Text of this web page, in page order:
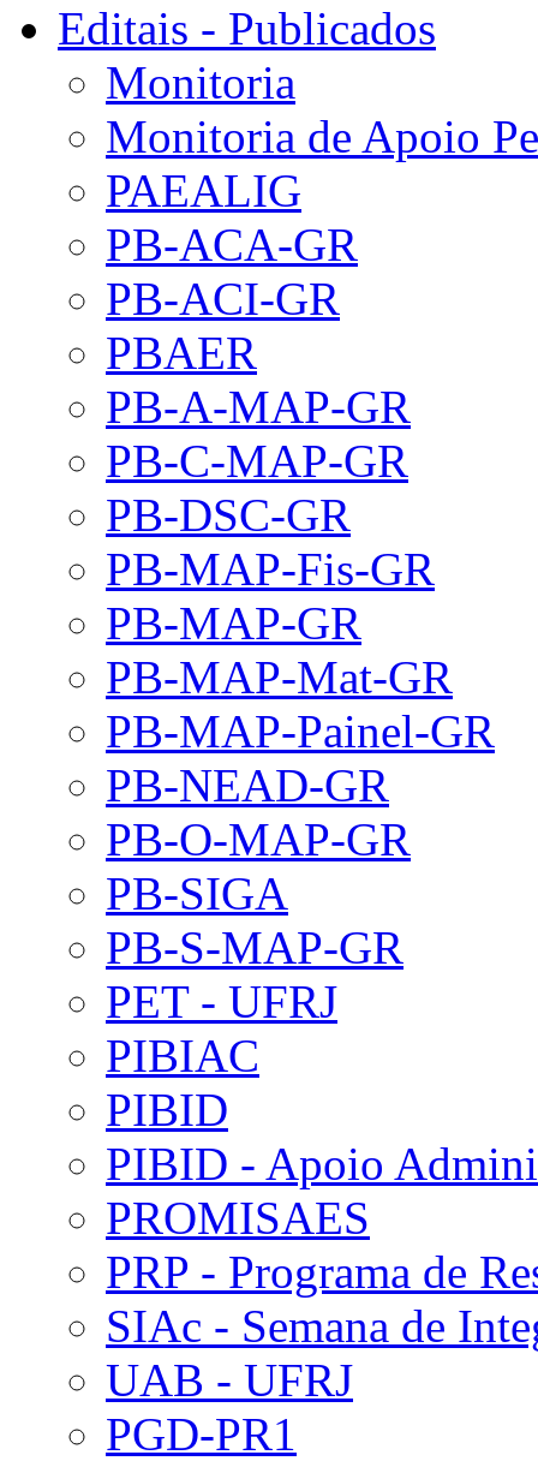
Editais - Publicados
Monitoria
Monitoria de Apoio
PAEALIG
PB-ACA-GR
PB-ACI-GR
PBAER
PB-A-MAP-GR
PB-C-MAP-GR
PB-DSC-GR
PB-MAP-Fis-GR
PB-MAP-GR
PB-MAP-Mat-GR
PB-MAP-Painel-GR
PB-NEAD-GR
PB-O-MAP-GR
PB-SIGA
PB-S-MAP-GR
PET - UFRJ
PIBIAC
PIBID
PIBID - Apoio
PROMISAES
PRP - Programa de
SIAc - Semana de
UAB - UFRJ
PGD-PR1